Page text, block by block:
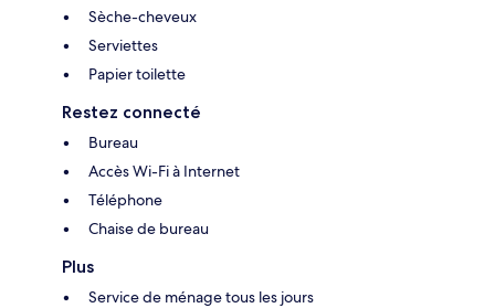
Sèche-cheveux
Serviettes
Papier toilette
Restez connecté
Bureau
Accès Wi-Fi à Internet
Téléphone
Chaise de bureau
Plus
Service de ménage tous les jours